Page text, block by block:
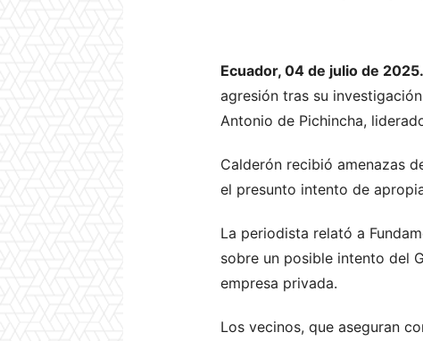
Ecuador, 04 de julio de
agresión tras su
Antonio de Pichincha,
Calderón recibió amenazas
el presunto intento de
La periodista relató a
sobre un posible intento del
empresa privada.
Los vecinos, que aseguran